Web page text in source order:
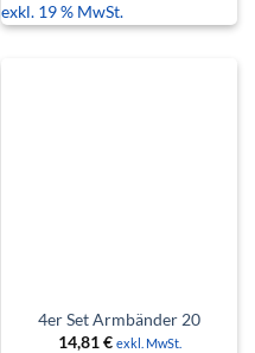
exkl. 19 % MwSt.
4er Set Armbänder 20
14,81€ exkl. MwSt.